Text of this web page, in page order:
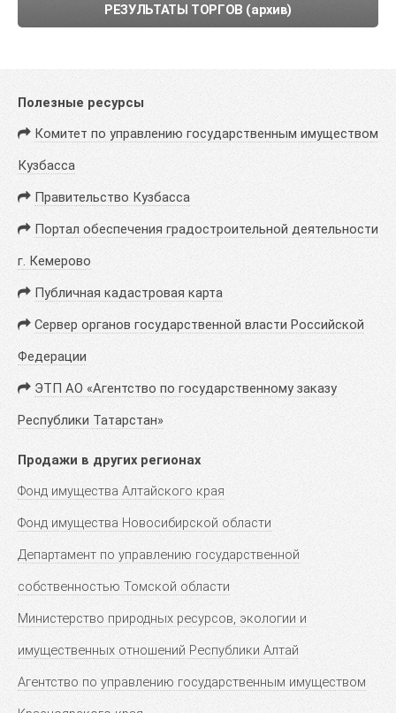
РЕЗУЛЬТАТЫ ТОРГОВ (архив)
Полезные ресурсы
Комитет по управлению государственным имуществом
Кузбасса
Правительство Кузбасса
Портал обеспечения градостроительной деятельности
г. Кемерово
Публичная кадастровая карта
Сервер органов государственной власти Российской
Федерации
ЭТП АО «Агентство по государственному заказу
Республики Татарстан»
Продажи в других регионах
Фонд имущества Алтайского края
Фонд имущества Новосибирской области
Департамент по управлению государственной
собственностью Томской области
Министерство природных ресурсов, экологии и
имущественных отношений Республики Алтай
Агентство по управлению государственным имуществом